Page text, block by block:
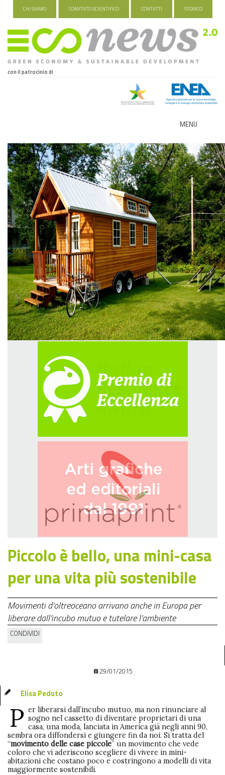
CHI SIAMO COMITATO SCIENTIFICO CONTATTI STORICO
con il patrocinio di
MENU
ECO-NOMY
INDUSTRIA VERDE
FOOD&TRAVEL
HEALTH&WELLNESS
GREEN TECH
GLOCAL
ECO-EVENTI
ECOINCENTRIAMOCI
Piccolo è bello, una mini-casa
per una vita più sostenibile
Movimenti d’oltreoceano arrivano anche in Europa per
liberare dall’incubo mutuo e tutelare l’ambiente
CONDIVIDI
29/01/2015
Elisa Peduto
P er liberarsi dall’incubo mutuo, ma non rinunciare al
sogno nel cassetto di diventare proprietari di una
casa, una moda, lanciata in America già negli anni 90,
sembra ora diffondersi e giungere fin da noi. Si tratta del
“movimento delle case piccole” un movimento che vede
coloro che vi aderiscono scegliere di vivere in mini-
abitazioni che costano poco e costringono a modelli di vita
maggiormente sostenibili.